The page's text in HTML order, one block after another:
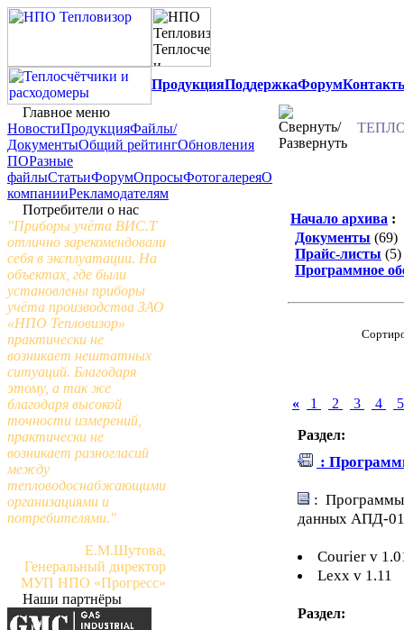
ПродукцияПоддержкаФорум
Главное меню
НовостиПродукцияФайлы/
ДокументыОбщий рейтингОбновления
ПОРазные
файлыСтатьиФорумОпросыФотогалереяО
компанииРекламодателям
Потребители о нас
"Приборы учёта ВИС.Т
отлично зарекомендовали
себя в эксплуатации. На
объектах, где были
установлены приборы
учёта производства ЗАО
«НПО Тепловизор»
практически не
возникает нештатных
ситуаций. Благодаря
этому, а так же
благодаря высокой
точности измерений,
практически не
возникает разногласий
между
тепловодоснабжающими
организациями и
потребителями."
Е.М.Шутова,
Генеральный директор
МУП НПО «Прогресс»
Наши партнёры
Начало архива :
Документы (69)
Прайс-листы (5)
Программное
« 1 2 3 4
Раздел:
:
: Программы
данных АПД-
Courier v
Lexx v 1.11
Раздел: